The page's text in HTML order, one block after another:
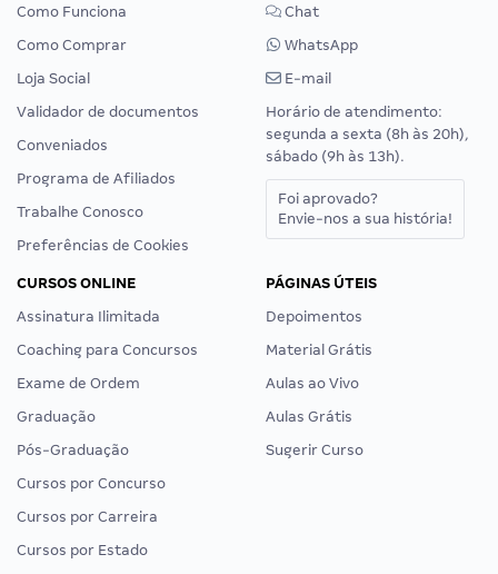
Como Funciona
Como Comprar
Loja Social
Validador de documentos
Conveniados
Programa de Afiliados
Trabalhe Conosco
Preferências de Cookies
Chat
WhatsApp
E-mail
Horário de atendimento:
segunda a sexta (8h às 20h),
sábado (9h às 13h).
Foi aprovado?
Envie-nos a sua história!
CURSOS ONLINE
Assinatura Ilimitada
Coaching para Concursos
Exame de Ordem
Graduação
Pós-Graduação
Cursos por Concurso
Cursos por Carreira
Cursos por Estado
PÁGINAS ÚTEIS
Depoimentos
Material Grátis
Aulas ao Vivo
Aulas Grátis
Sugerir Curso